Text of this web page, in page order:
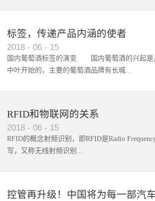
标签，传递产品内涵的使者
2018 - 06 - 15
国内葡萄酒标签的演变 国内葡萄酒的兴起是
中叶开始的，主要的葡萄酒品牌有长城...
RFID和物联网的关系
2018 - 06 - 15
RFID的概念射频识别，即RFID是Radio
写，又称无线射频识别...
控管再升级！中国将为每一部汽